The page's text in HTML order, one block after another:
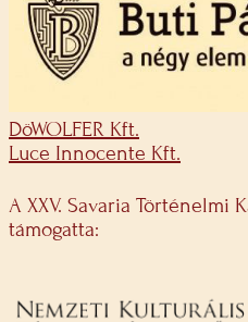
DöWOLFER Kft.
Luce Innocente Kft.
A XXV. Savaria Történelmi
támogatta: